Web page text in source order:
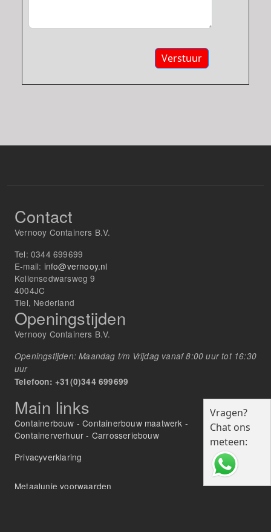
Verstuur
Vragen?
Chat ons
meteen:
Contact
Vernooy Containers B.V.
Tel: 0344 699699
E-mail: info@vernooy.nl
Kellensedwarsweg 9
4004JC
Tiel, Nederland
Openingstijden
Vernooy Containers B.V.
Openingstijden: Maandag t/m Vrijdag vanaf 8:00 uur tot 16:30
uur
Telefoon: +31(0)344 699699
Main links
Containerbouw -Containerbouw maatwerk -
Containerverhuur - Carrosseriebouw
Privacyverklaring
Metaalunie voorwaarden